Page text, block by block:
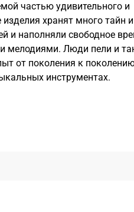
частью удивительного и
хранят много тайн и
и наполняли свободное
мелодиями. Люди пели и
от поколения к
инструментах.